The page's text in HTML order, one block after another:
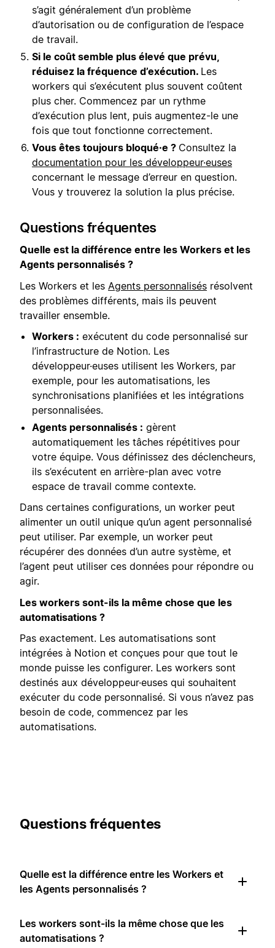
s’agit généralement d’un problème
d’autorisation ou de configuration de l’espace
de travail.
Si le coût semble plus élevé que prévu,
réduisez la fréquence d’exécution. Les
workers qui s’exécutent plus souvent coûtent
plus cher. Commencez par un rythme
d’exécution plus lent, puis augmentez-le une
fois que tout fonctionne correctement.
Vous êtes toujours bloqué·e ? Consultez la
documentation pour les développeur·euses
concernant le message d’erreur en question.
Vous y trouverez la solution la plus précise.
Questions fréquentes
Quelle est la différence entre les Workers et les
Agents personnalisés ?
Les Workers et les Agents personnalisés résolvent
des problèmes différents, mais ils peuvent
travailler ensemble.
Workers : exécutent du code personnalisé sur
l’infrastructure de Notion. Les
développeur·euses utilisent les Workers, par
exemple, pour les automatisations, les
synchronisations planifiées et les intégrations
personnalisées.
Agents personnalisés : gèrent
automatiquement les tâches répétitives pour
votre équipe. Vous définissez des déclencheurs,
ils s’exécutent en arrière-plan avec votre
espace de travail comme contexte.
Dans certaines configurations, un worker peut
alimenter un outil unique qu’un agent personnalisé
peut utiliser. Par exemple, un worker peut
récupérer des données d’un autre système, et
l’agent peut utiliser ces données pour répondre ou
agir.
Les workers sont-ils la même chose que les
automatisations ?
Pas exactement. Les automatisations sont
intégrées à Notion et conçues pour que tout le
monde puisse les configurer. Les workers sont
destinés aux développeur·euses qui souhaitent
exécuter du code personnalisé. Si vous n’avez pas
besoin de code, commencez par les
automatisations.
Questions fréquentes
Quelle est la différence entre les Workers et
les Agents personnalisés ?
Les workers sont-ils la même chose que les
automatisations ?